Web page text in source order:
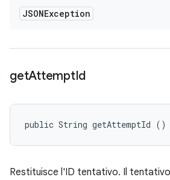
JSONException
getAttemptId
public String getAttemptId ()
Restituisce l'ID tentativo. Il